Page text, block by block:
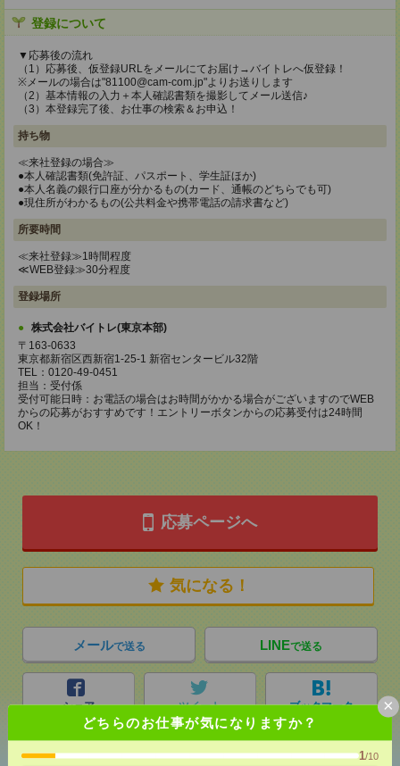
どちらのお仕事が気になりますか？
1/10
×
登録について
▼応募後の流れ
（1）応募後、仮登録URLをメールにてお届け→バイトレへ仮登録！
※メールの場合は"81100@cam-com.jp"よりお送りします
（2）基本情報の入力＋本人確認書類を撮影してメール送信♪
（3）本登録完了後、お仕事の検索＆お申込！
持ち物
≪来社登録の場合≫
●本人確認書類(免許証、パスポート、学生証ほか)
●本人名義の銀行口座が分かるもの(カード、通帳のどちらでも可)
●現住所がわかるもの(公共料金や携帯電話の請求書など)
所要時間
≪来社登録≫1時間程度
≪WEB登録≫30分程度
登録場所
株式会社バイトレ(東京本部)
〒163-0633
東京都新宿区西新宿1-25-1 新宿センタービル32階
TEL：0120-49-0451
担当：受付係
受付可能日時：お電話の場合はお時間がかかる場合がございますのでWEB
からの応募がおすすめです！エントリーボタンからの応募受付は24時間
OK！
応募ページへ
気になる！
メールで送る LINEで送る
シェア ツイート ブックマーク